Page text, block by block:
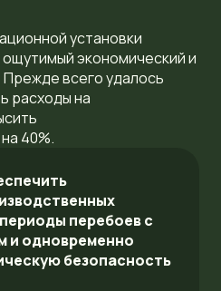
установки
экономический и
всего удалось
расходы на
40%.
перебоев с
и одновременно
безопасность